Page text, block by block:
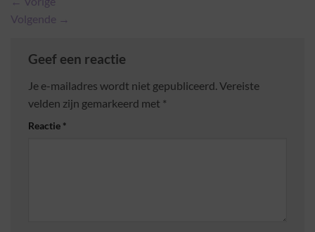
Volgende →
Geef een reactie
Je e-mailadres wordt niet gepubliceerd. Vereiste
velden zijn gemarkeerd met *
Reactie *